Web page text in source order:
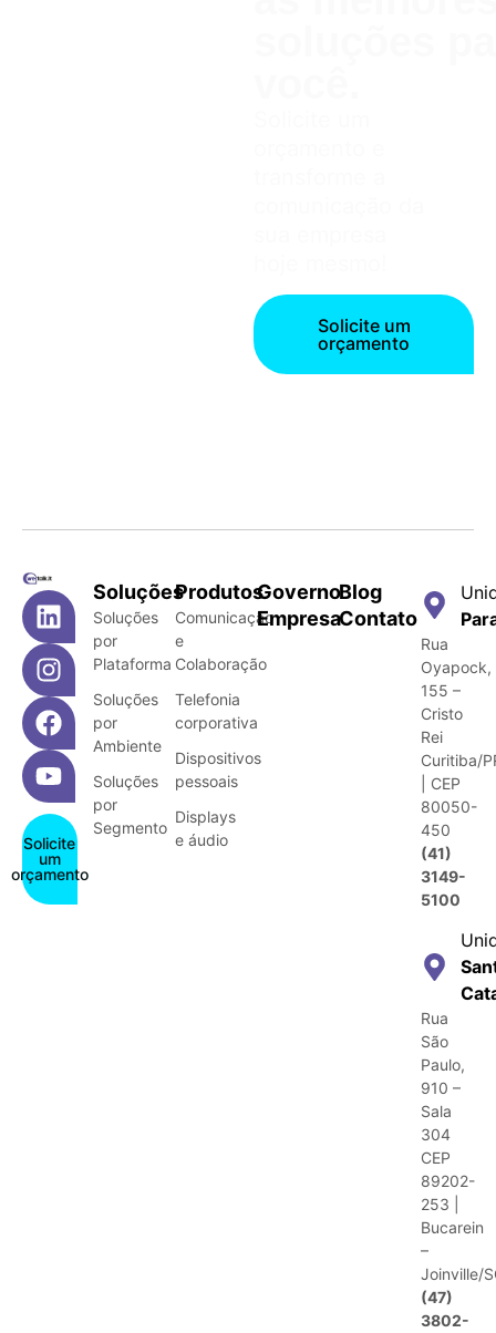
Solicite um
orçamento
Solicite
um
orçamento
Soluções
Soluções
por
Plataforma
Soluções
por
Ambiente
Soluções
por
Segmento
Produtos
Comunicação
e
Colaboração
Telefonia
corporativa
Dispositivos
pessoais
Displays
e áudio
Governo
Empresa
Blog
Contato
Rua
Oyapock,
155 –
Cristo
Rei
Curitiba/
| CEP
80050-
450
(41)
3149-
5100
Rua
São
Paulo,
910 –
Sala
304
CEP
89202-
253 |
Bucarein
–
Joinville/
(47)
3802-